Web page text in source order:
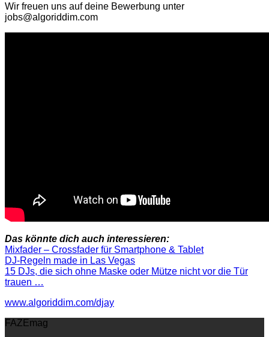
Wir freuen uns auf deine Bewerbung unter
jobs@algoriddim.com
Das könnte dich auch interessieren:
Mixfader – Crossfader für Smartphone & Tablet
DJ-Regeln made in Las Vegas
15 DJs, die sich ohne Maske oder Mütze nicht vor die Tür
trauen …
www.algoriddim.com/djay
FAZEmag